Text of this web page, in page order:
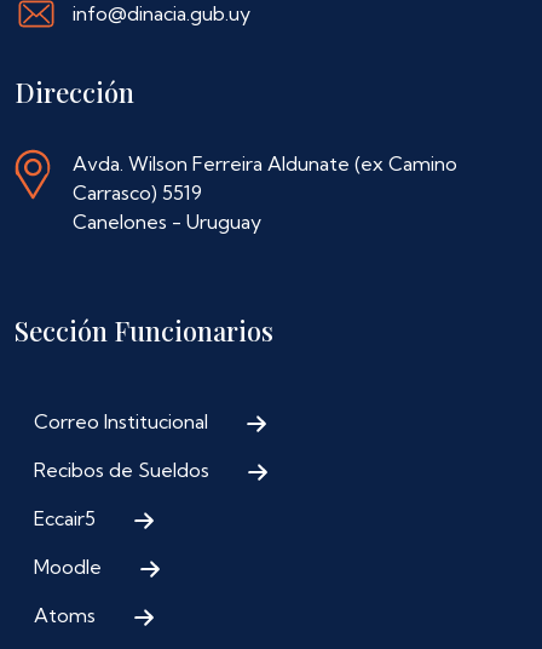
info@dinacia.gub.uy
Dirección
Avda. Wilson Ferreira Aldunate (ex Camino
Carrasco) 5519
Canelones - Uruguay
Sección Funcionarios
Correo Institucional
Recibos de Sueldos
Eccair5
Moodle
Atoms